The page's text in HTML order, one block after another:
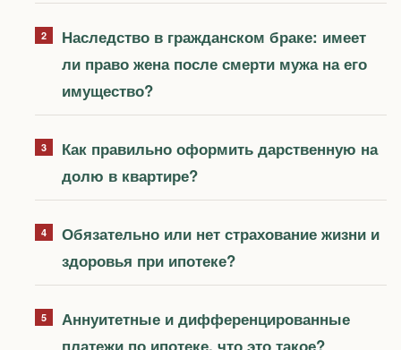
Наследство в гражданском браке: имеет
ли право жена после смерти мужа на его
имущество?
Как правильно оформить дарственную на
долю в квартире?
Обязательно или нет страхование жизни и
здоровья при ипотеке?
Аннуитетные и дифференцированные
платежи по ипотеке, что это такое?